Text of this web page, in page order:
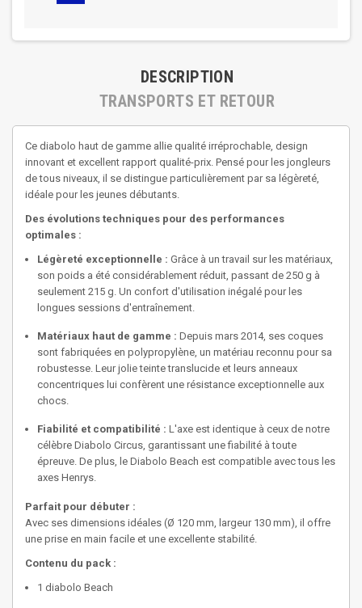
DESCRIPTION
TRANSPORTS ET RETOUR
Ce diabolo haut de gamme allie qualité irréprochable, design
innovant et excellent rapport qualité-prix. Pensé pour les jongleurs
de tous niveaux, il se distingue particulièrement par sa légèreté,
idéale pour les jeunes débutants.
Des évolutions techniques pour des performances
optimales :
Légèreté exceptionnelle : Grâce à un travail sur les matériaux,
son poids a été considérablement réduit, passant de 250 g à
seulement 215 g. Un confort d'utilisation inégalé pour les
longues sessions d'entraînement.
Matériaux haut de gamme : Depuis mars 2014, ses coques
sont fabriquées en polypropylène, un matériau reconnu pour sa
robustesse. Leur jolie teinte translucide et leurs anneaux
concentriques lui confèrent une résistance exceptionnelle aux
chocs.
Fiabilité et compatibilité : L'axe est identique à ceux de notre
célèbre Diabolo Circus, garantissant une fiabilité à toute
épreuve. De plus, le Diabolo Beach est compatible avec tous les
axes Henrys.
Parfait pour débuter :
Avec ses dimensions idéales (Ø 120 mm, largeur 130 mm), il offre
une prise en main facile et une excellente stabilité.
Contenu du pack :
1 diabolo Beach